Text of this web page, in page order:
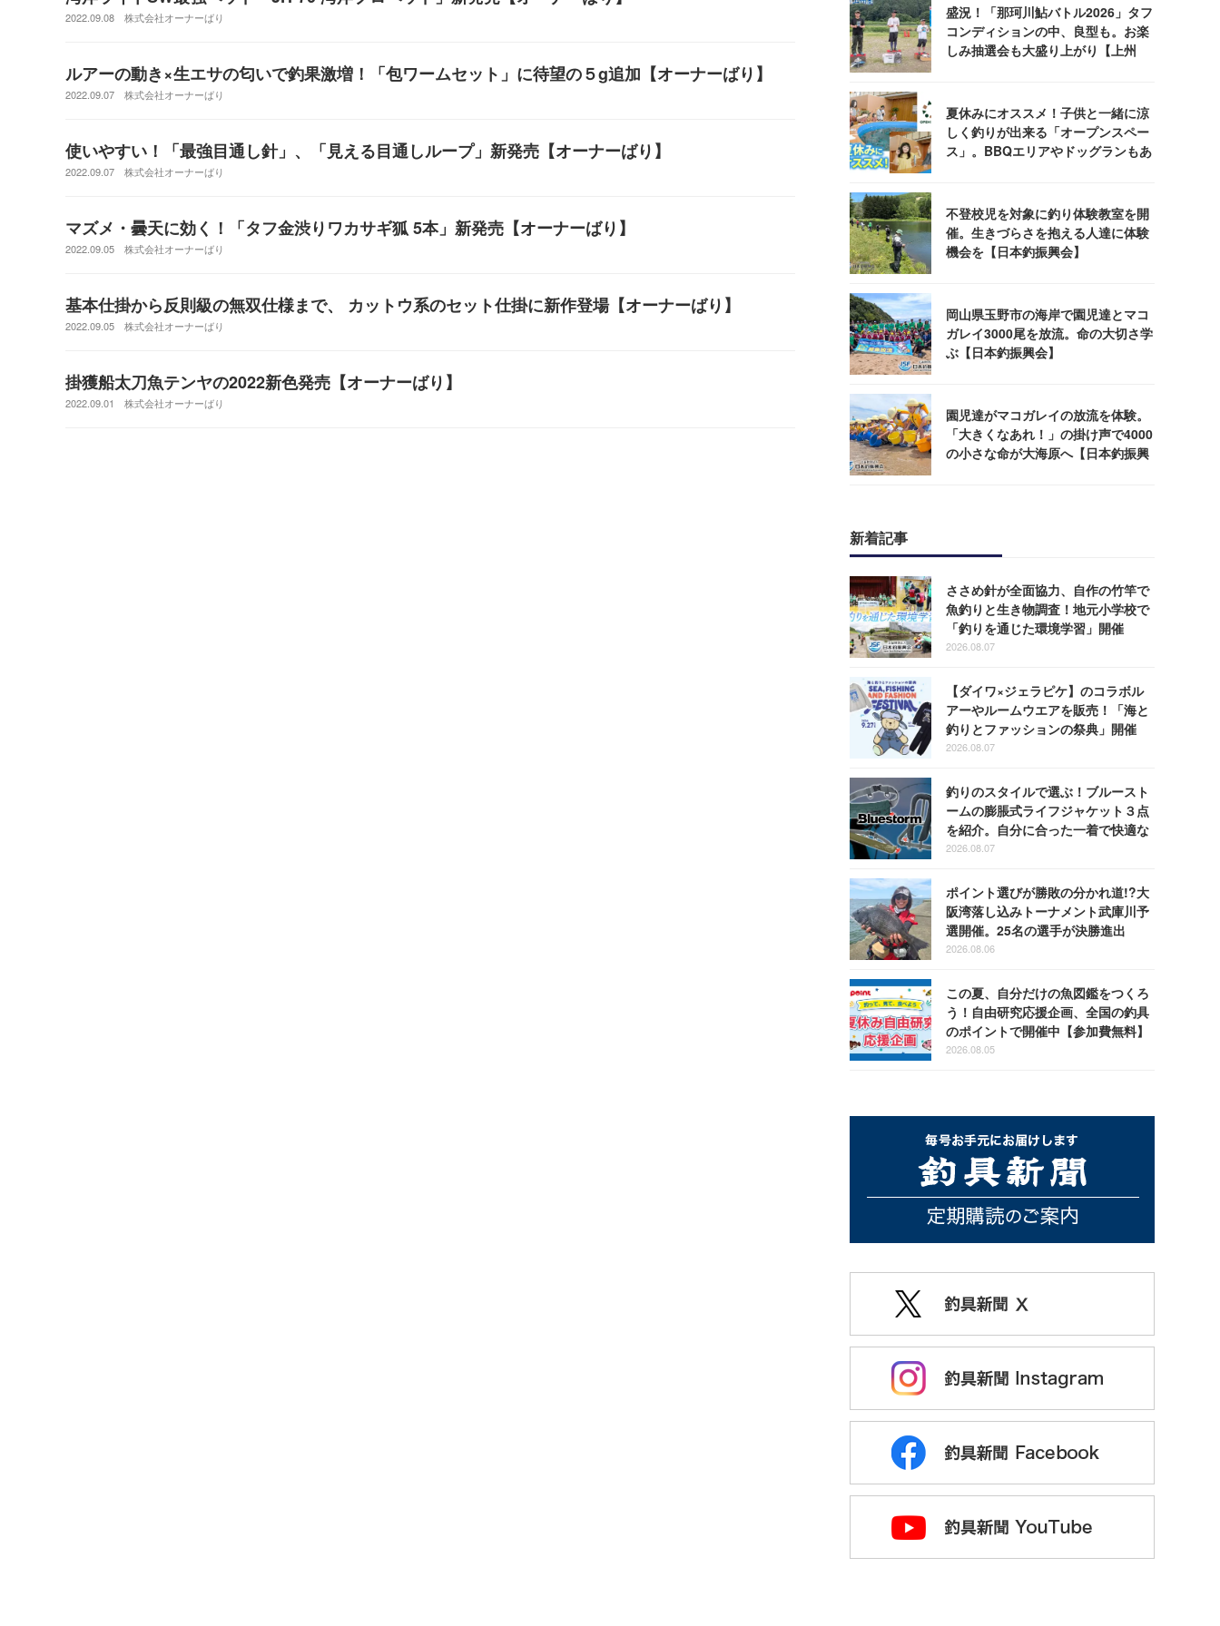
2022.09.08 株式会社オーナーばり
ルアーの動き×生エサの匂いで釣果激増！「包ワームセット」に待望の５g追加【オーナーばり】
2022.09.07 株式会社オーナーばり
使いやすい！「最強目通し針」、「見える目通しループ」新発売【オーナーばり】
2022.09.07 株式会社オーナーばり
マズメ・曇天に効く！「タフ金渋りワカサギ狐 5本」新発売【オーナーばり】
2022.09.05 株式会社オーナーばり
基本仕掛から反則級の無双仕様まで、 カットウ系のセット仕掛に新作登場【オーナーばり】
2022.09.05 株式会社オーナーばり
掛獲船太刀魚テンヤの2022新色発売【オーナーばり】
2022.09.01 株式会社オーナーばり
盛況！「那珂川鮎バトル2026」タフ
コンディションの中、良型も。お楽
しみ抽選会も大盛り上がり【上州
夏休みにオススメ！子供と一緒に涼
しく釣りが出来る「オープンスペー
ス」。BBQエリアやドッグランもあ
不登校児を対象に釣り体験教室を開
催。生きづらさを抱える人達に体験
機会を【日本釣振興会】
岡山県玉野市の海岸で園児達とマコ
ガレイ3000尾を放流。命の大切さ学
ぶ【日本釣振興会】
園児達がマコガレイの放流を体験。
「大きくなあれ！」の掛け声で4000
の小さな命が大海原へ【日本釣振興
新着記事
ささめ針が全面協力、自作の竹竿で
魚釣りと生き物調査！地元小学校で
「釣りを通じた環境学習」開催
2026.08.07
【ダイワ×ジェラピケ】のコラボル
アーやルームウエアを販売！「海と
釣りとファッションの祭典」開催
2026.08.07
釣りのスタイルで選ぶ！ブルースト
ームの膨脹式ライフジャケット３点
を紹介。自分に合った一着で快適な
釣りを
2026.08.07
ポイント選びが勝敗の分かれ道!?大
阪湾落し込みトーナメント武庫川予
選開催。25名の選手が決勝進出
2026.08.06
この夏、自分だけの魚図鑑をつくろ
う！自由研究応援企画、全国の釣具
のポイントで開催中【参加費無料】
2026.08.05